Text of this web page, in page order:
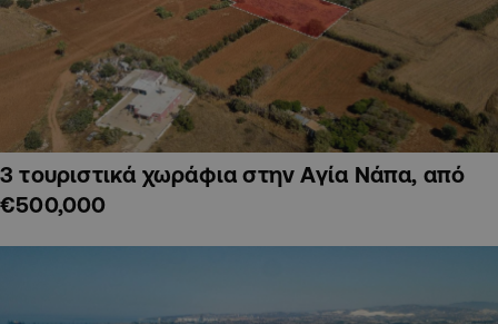
3 τουριστικά χωράφια στην Αγία Νάπα, από
€500,000